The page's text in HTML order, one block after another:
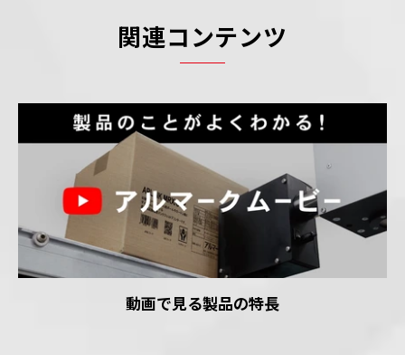
関連コンテンツ
動画で見る製品の特長